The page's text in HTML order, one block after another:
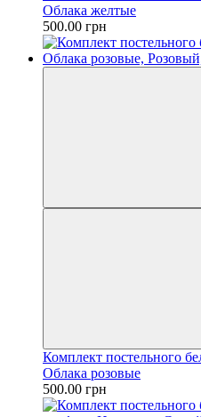
Облака желтые
500.00 грн
Комплект постельного
Облака розовые
500.00 грн